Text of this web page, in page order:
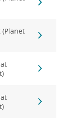
(Planet